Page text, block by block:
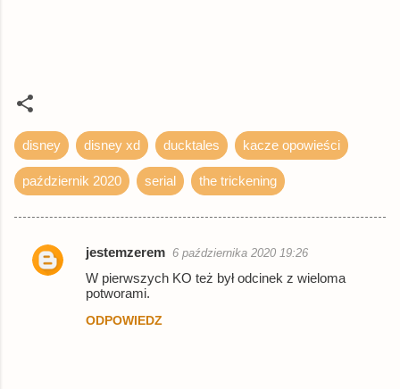
disney disney xd ducktales kacze opowieści
październik 2020 serial the trickening
K
jestemzerem 6 października 2020 19:26
W pierwszych KO też był odcinek z wieloma
potworami.
ODPOWIEDZ